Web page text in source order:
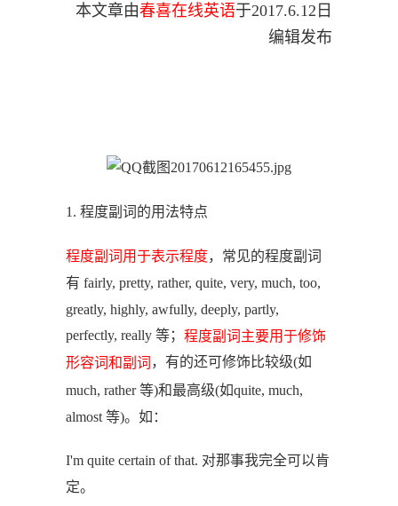
本文章由春喜在线英语于2017.6.12 日
编辑发布
1. 程度副词的用法特点
程度副词用于表示程度，常见的程度副词
有 fairly, pretty, rather, quite, very, much, too,
greatly, highly, awfully, deeply, partly,
perfectly, really 等； 程度副词主要用于修饰
形容词和副词 ，有的还可修饰比较级(如
much, rather 等)和最高级(如quite, much,
almost 等)。如：
I'm quite certain of that. 对那事我完全可以肯
定。